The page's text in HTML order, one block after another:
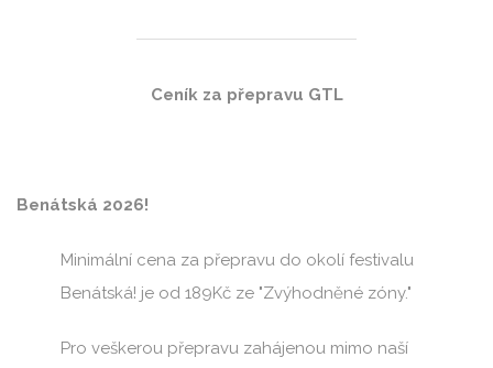
Ceník za přepravu GTL
Benátská 2026!
Minimální cena za přepravu do okolí festivalu
Benátská! je od 189Kč ze "Zvýhodněné zóny."
Pro veškerou přepravu zahájenou mimo naší